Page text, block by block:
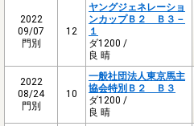
2022
09/07
門別
12
ヤングジェネレーショ
ンカップＢ２ Ｂ３－
１
ダ1200 /
良 晴
2022
08/24
門別
10
一般社団法人東京馬主
協会特別Ｂ２ Ｂ３
ダ1200 /
良 晴